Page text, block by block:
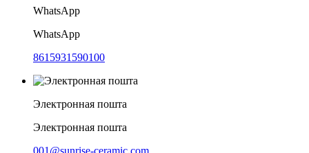
WhatsApp
WhatsApp
8615931590100
Электронная пошта
Электронная пошта
001@sunrise-ceramic.com